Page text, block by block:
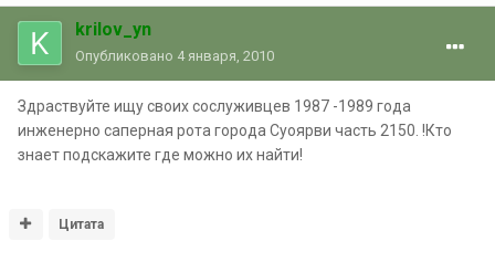
krilov_yn
Опубликовано 4 января, 2010
Здраствуйте ищу своих сослуживцев 1987 -1989 года
инженерно саперная рота города Суоярви часть 2150. !Кто
знает подскажите где можно их найти!
Цитата